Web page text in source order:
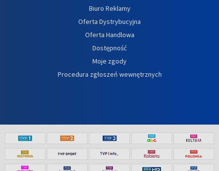
Biuro Reklamy
Oferta Dystrybucyjna
Oferta Handlowa
Dostępność
Moje zgody
Procedura zgłoszeń wewnętrznych